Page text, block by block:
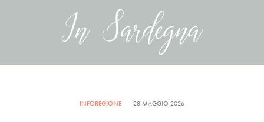
INFOREGIONE 28 MAGGIO 2026